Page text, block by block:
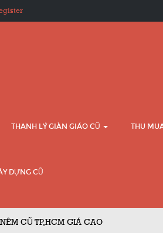
THANH LÝ GIÀN GIÁO CŨ THU
DỰNG CŨ
CŨ TP,HCM GIÁ CAO